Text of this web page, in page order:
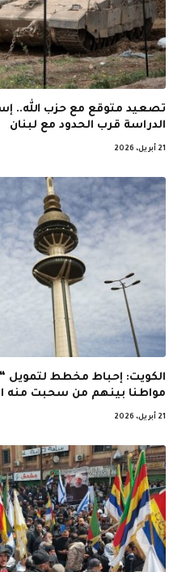
تصعيد متوقع مع حزب الله..
الدراسة قرب الحدود مع لبنان
21 أبريل، 2026
مواطنا بينهم من سحبت منه
21 أبريل، 2026